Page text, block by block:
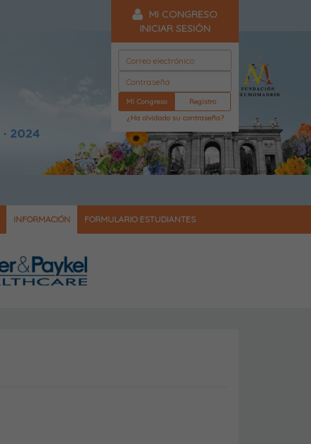
MI CONGRESO
INICIAR SESIÓN
Mi Congreso
Registro
¿Ha olvidado su contraseña?
INFORMACIÓN FORMULARIO ESTUDIANTES